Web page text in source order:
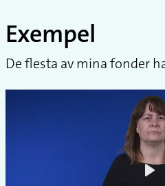
Exempel
De flesta av mina fonder